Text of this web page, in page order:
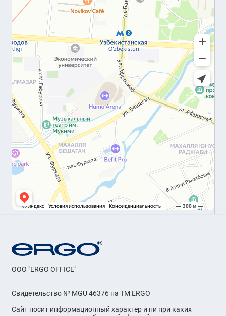
OOO "ERGO OFFICE"
Свидетельство № MGU 46376 на ТМ ERGO
Сайт носит информационный характер и ни при каких